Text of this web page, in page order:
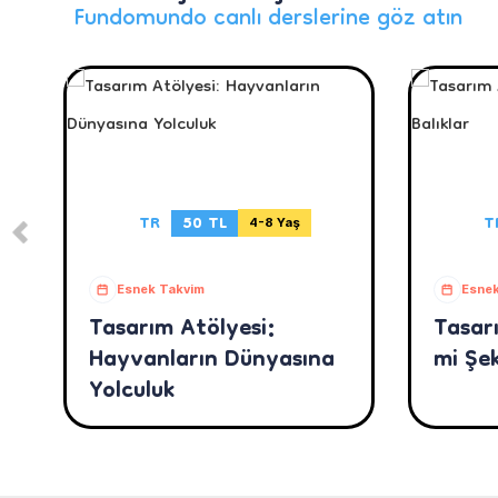
Fundomundo canlı derslerine göz atın
TR 50 TL 4-8 Yaş
Esnek Takvim
Tasarım Atölyesi:
Hayvanların Dünyasına
Yolculuk
mi